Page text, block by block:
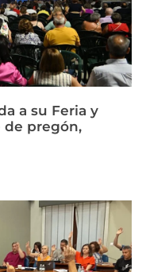
a su Feria y
de pregón,